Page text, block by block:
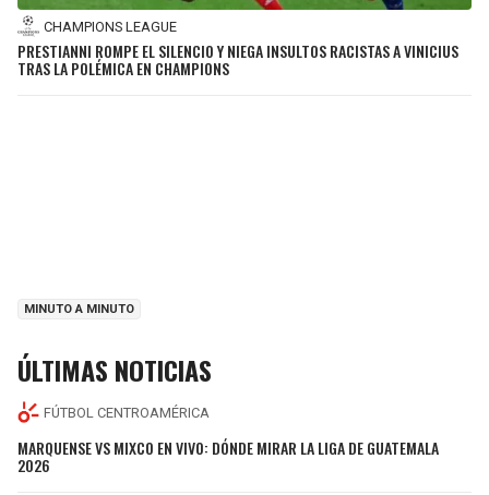
CHAMPIONS LEAGUE
PRESTIANNI ROMPE EL SILENCIO Y NIEGA INSULTOS RACISTAS A VINICIUS
TRAS LA POLÉMICA EN CHAMPIONS
MINUTO A MINUTO
ÚLTIMAS NOTICIAS
FÚTBOL CENTROAMÉRICA
MARQUENSE VS MIXCO EN VIVO: DÓNDE MIRAR LA LIGA DE GUATEMALA
2026